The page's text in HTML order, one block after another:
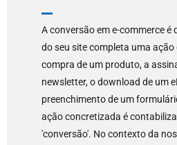
A conversão em e-commerce
do seu site completa uma ação
compra de um produto, a
newsletter, o download de um
preenchimento de um
ação concretizada é
'conversão'. No contexto da